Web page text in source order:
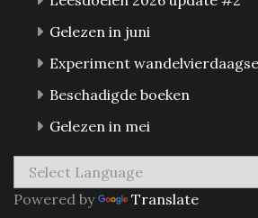
Gelezen in juni
Experiment wandelvierdaagse
Beschadigde boeken
Gelezen in mei
Powered by Translate